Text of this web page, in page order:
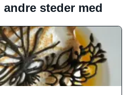
steder med